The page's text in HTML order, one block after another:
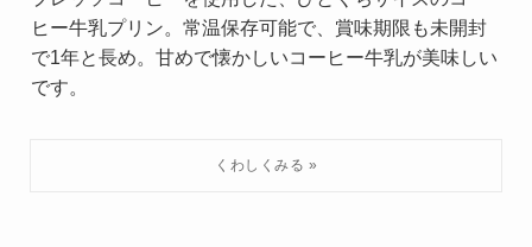
ヒー牛乳プリン。常温保存可能で、賞味期限も未開封
で1年と長め。甘めで懐かしいコーヒー牛乳が美味しい
です。